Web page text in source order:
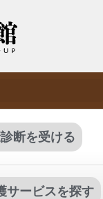
断を受ける
サービスを探す